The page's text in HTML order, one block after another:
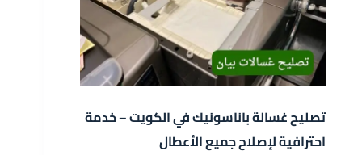
تصليح غسالة باناسونيك في الكويت – خدمة
احترافية لإصلاح جميع الأعطال